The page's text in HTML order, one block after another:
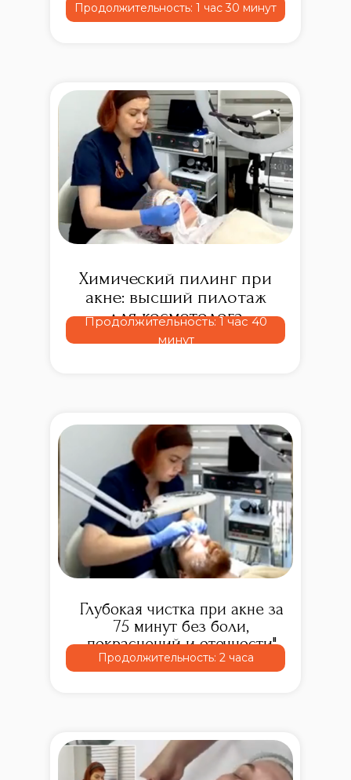
Продолжительность: 1 час 30 минут
Химический пилинг при
акне: высший пилотаж
для косметолога
Продолжительность: 1 час 40
минут
Глубокая чистка при акне за
75 минут без боли,
покраснений и отечности"
Продолжительность: 2 часа